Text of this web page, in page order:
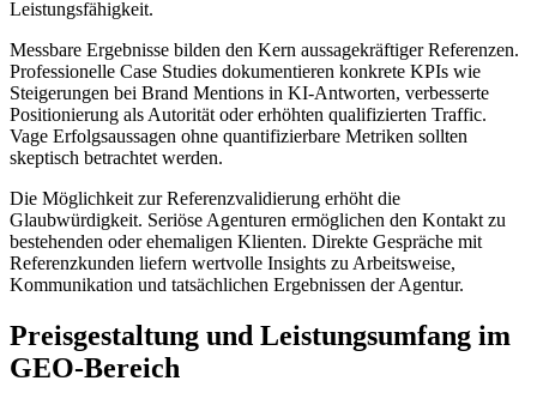
Leistungsfähigkeit.
Messbare Ergebnisse bilden den Kern aussagekräftiger Referenzen.
Professionelle Case Studies dokumentieren konkrete KPIs wie
Steigerungen bei Brand Mentions in KI-Antworten, verbesserte
Positionierung als Autorität oder erhöhten qualifizierten Traffic.
Vage Erfolgsaussagen ohne quantifizierbare Metriken sollten
skeptisch betrachtet werden.
Die Möglichkeit zur Referenzvalidierung erhöht die
Glaubwürdigkeit. Seriöse Agenturen ermöglichen den Kontakt zu
bestehenden oder ehemaligen Klienten. Direkte Gespräche mit
Referenzkunden liefern wertvolle Insights zu Arbeitsweise,
Kommunikation und tatsächlichen Ergebnissen der Agentur.
Preisgestaltung und Leistungsumfang im
GEO-Bereich